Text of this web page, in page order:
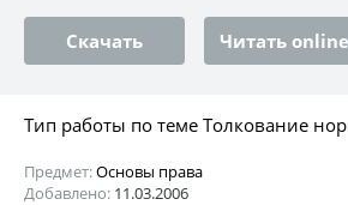
Скачать Читать online
Тип работы по теме Толкование
Предмет:Основы права
Добавлено: 11.03.2006